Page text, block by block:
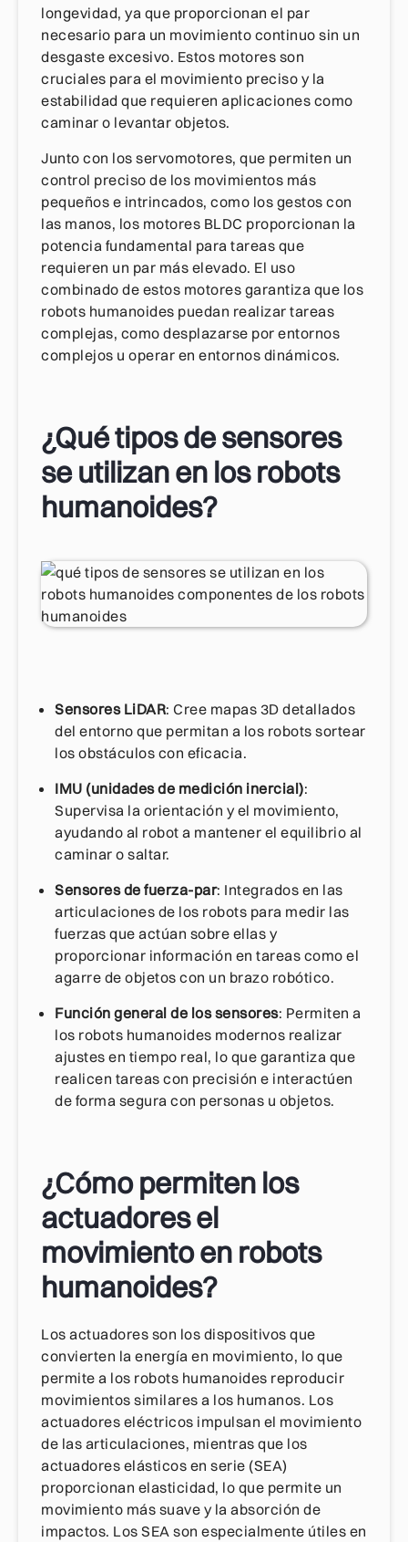
longevidad, ya que proporcionan el par
necesario para un movimiento continuo sin un
desgaste excesivo. Estos motores son
cruciales para el movimiento preciso y la
estabilidad que requieren aplicaciones como
caminar o levantar objetos.
Junto con los servomotores, que permiten un
control preciso de los movimientos más
pequeños e intrincados, como los gestos con
las manos, los motores BLDC proporcionan la
potencia fundamental para tareas que
requieren un par más elevado. El uso
combinado de estos motores garantiza que los
robots humanoides puedan realizar tareas
complejas, como desplazarse por entornos
complejos u operar en entornos dinámicos.
¿Qué tipos de sensores
se utilizan en los robots
humanoides?
Sensores LiDAR: Cree mapas 3D detallados
del entorno que permitan a los robots sortear
los obstáculos con eficacia.
IMU (unidades de medición inercial):
Supervisa la orientación y el movimiento,
ayudando al robot a mantener el equilibrio al
caminar o saltar.
Sensores de fuerza-par: Integrados en las
articulaciones de los robots para medir las
fuerzas que actúan sobre ellas y
proporcionar información en tareas como el
agarre de objetos con un brazo robótico.
Función general de los sensores: Permiten a
los robots humanoides modernos realizar
ajustes en tiempo real, lo que garantiza que
realicen tareas con precisión e interactúen
de forma segura con personas u objetos.
¿Cómo permiten los
actuadores el
movimiento en robots
humanoides?
Los actuadores son los dispositivos que
convierten la energía en movimiento, lo que
permite a los robots humanoides reproducir
movimientos similares a los humanos. Los
actuadores eléctricos impulsan el movimiento
de las articulaciones, mientras que los
actuadores elásticos en serie (SEA)
proporcionan elasticidad, lo que permite un
movimiento más suave y la absorción de
impactos. Los SEA son especialmente útiles en